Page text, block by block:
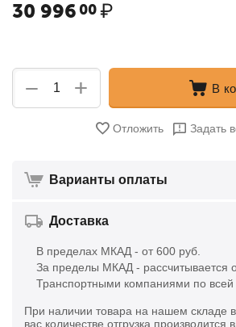
30 996 00₽
+
− В
Отложить Задать
Варианты оплаты
Доставка
В пределах МКАД - от 600 руб.
За пределы МКАД - рассчитывается
Транспортными компаниями по всей
При наличии товара на нашем складе
вас количестве отгрузка производится